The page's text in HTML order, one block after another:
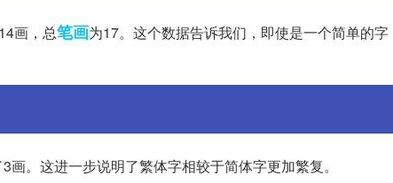
画，总笔画为17。这个数据告诉我们，即使是一个简单的
。这进一步说明了繁体字相较于简体字更加繁复。